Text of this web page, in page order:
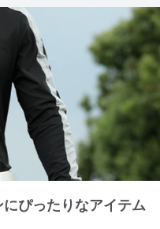
ぴったりなアイテム